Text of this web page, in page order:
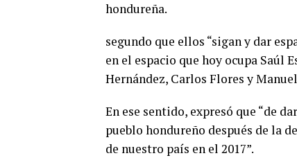
hondureña.
segundo que ellos “sigan y dar
en el espacio que hoy ocupa Saúl
Hernández, Carlos Flores y
En ese sentido, expresó que “de
pueblo hondureño después de la
de nuestro país en el 2017”.